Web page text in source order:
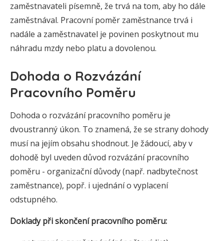
zaměstnavateli písemně, že trvá na tom, aby ho dále
zaměstnával. Pracovní poměr zaměstnance trvá i
nadále a zaměstnavatel je povinen poskytnout mu
náhradu mzdy nebo platu a dovolenou.
Dohoda o Rozvázání
Pracovního Poměru
Dohoda o rozvázání pracovního poměru je
dvoustranný úkon. To znamená, že se strany dohody
musí na jejím obsahu shodnout. Je žádoucí, aby v
dohodě byl uveden důvod rozvázání pracovního
poměru - organizační důvody (např. nadbytečnost
zaměstnance), popř. i ujednání o vyplacení
odstupného.
Doklady při skončení pracovního poměru: